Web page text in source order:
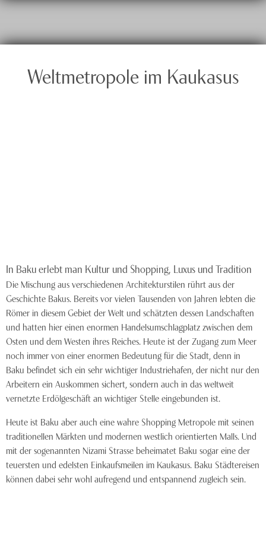
Weltmetropole im Kaukasus
In Baku erlebt man Kultur und Shopping, Luxus und Tradition
Die Mischung aus verschiedenen Architekturstilen rührt aus der
Geschichte Bakus. Bereits vor vielen Tausenden von Jahren lebten die
Römer in diesem Gebiet der Welt und schätzten dessen Landschaften
und hatten hier einen enormen Handelsumschlagplatz zwischen dem
Osten und dem Westen ihres Reiches. Heute ist der Zugang zum Meer
noch immer von einer enormen Bedeutung für die Stadt, denn in
Baku befindet sich ein sehr wichtiger Industriehafen, der nicht nur den
Arbeitern ein Auskommen sichert, sondern auch in das weltweit
vernetzte Erdölgeschäft an wichtiger Stelle eingebunden ist.
Heute ist Baku aber auch eine wahre Shopping Metropole mit seinen
traditionellen Märkten und modernen westlich orientierten Malls. Und
mit der sogenannten Nizami Strasse beheimatet Baku sogar eine der
teuersten und edelsten Einkaufsmeilen im Kaukasus. Baku Städtereisen
können dabei sehr wohl aufregend und entspannend zugleich sein.